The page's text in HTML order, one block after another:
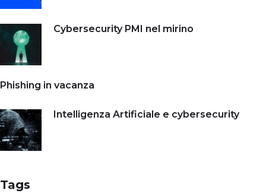
Cybersecurity PMI nel mirino
Phishing in vacanza
Intelligenza Artificiale e cybersecurity
Tags